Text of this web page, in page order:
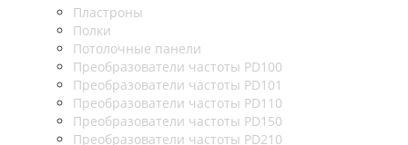
Пластроны
Полки
Потолочные панели
Преобразователи частоты PD100
Преобразователи частоты PD101
Преобразователи частоты PD110
Преобразователи частоты PD150
Преобразователи частоты PD210